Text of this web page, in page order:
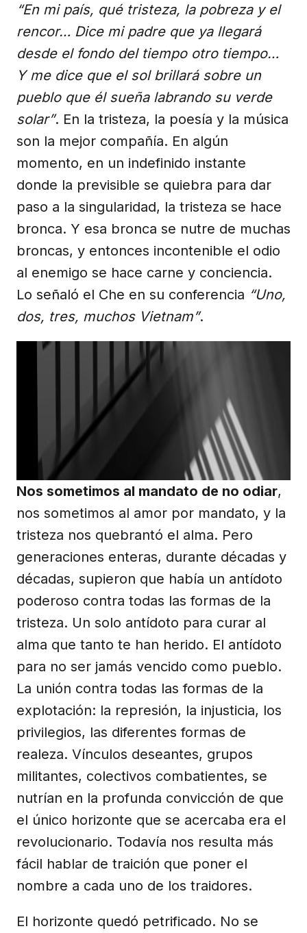
“En mi país, qué tristeza, la pobreza y el
rencor… Dice mi padre que ya llegará
desde el fondo del tiempo otro tiempo…
Y me dice que el sol brillará sobre un
pueblo que él sueña labrando su verde
solar”. En la tristeza, la poesía y la música
son la mejor compañía. En algún
momento, en un indefinido instante
donde la previsible se quiebra para dar
paso a la singularidad, la tristeza se hace
bronca. Y esa bronca se nutre de muchas
broncas, y entonces incontenible el odio
al enemigo se hace carne y conciencia.
Lo señaló el Che en su conferencia “Uno,
dos, tres, muchos Vietnam”.
Nos sometimos al mandato de no odiar,
nos sometimos al amor por mandato, y la
tristeza nos quebrantó el alma. Pero
generaciones enteras, durante décadas y
décadas, supieron que había un antídoto
poderoso contra todas las formas de la
tristeza. Un solo antídoto para curar al
alma que tanto te han herido. El antídoto
para no ser jamás vencido como pueblo.
La unión contra todas las formas de la
explotación: la represión, la injusticia, los
privilegios, las diferentes formas de
realeza. Vínculos deseantes, grupos
militantes, colectivos combatientes, se
nutrían en la profunda convicción de que
el único horizonte que se acercaba era el
revolucionario. Todavía nos resulta más
fácil hablar de traición que poner el
nombre a cada uno de los traidores.
El horizonte quedó petrificado. No se